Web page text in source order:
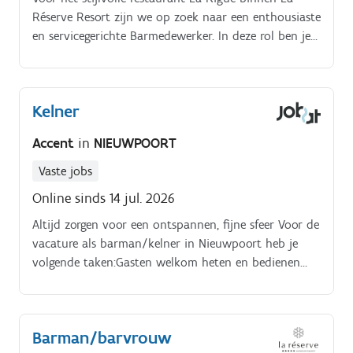
Réserve Resort zijn we op zoek naar een enthousiaste
en servicegerichte Barmedewerker. In deze rol ben je
gastbeleving in een luxueuze hospitalityomgeving
Jouw taken.
Kelner
Accent in NIEUWPOORT
Vaste jobs
Online sinds 14 jul. 2026
Altijd zorgen voor een ontspannen, fijne sfeer Voor de
vacature als barman/kelner in Nieuwpoort heb je
volgende taken:Gasten welkom heten en bedienen
serveren.
Barman/barvrouw